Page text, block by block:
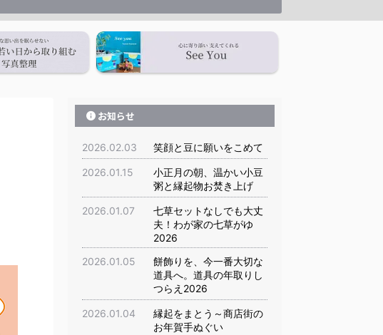
お知らせ
2026.02.03 笑顔と豆に願いをこめて
2026.01.15
小正月の朝、温かい小豆
粥と縁起物お焚き上げ
2026.01.07
七草セットなしでも大丈
夫！わが家の七草がゆ
2026
2026.01.05
餅飾りを、今一番大切な
道具へ。道具の年取りし
つらえ2026
2026.01.04
縁起をまとう～商店街の
お年賀手ぬぐい